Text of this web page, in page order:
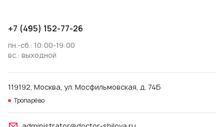
+7 (495) 152-77-26
пн.-сб.: 10:00-19:00
вс.: выходной
119192, Москва, ул. Мосфильмовская, д. 74Б
Тропарёво